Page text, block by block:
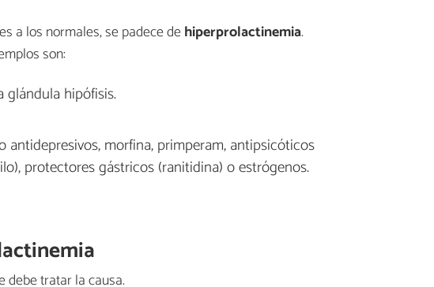
a los normales, se padece dehiperprolactinemia.
son:
glándula hipófisis.
antidepresivos, morfina, primperam, antipsicóticos
protectores gástricos (ranitidina) o estrógenos.
debe tratar la causa.